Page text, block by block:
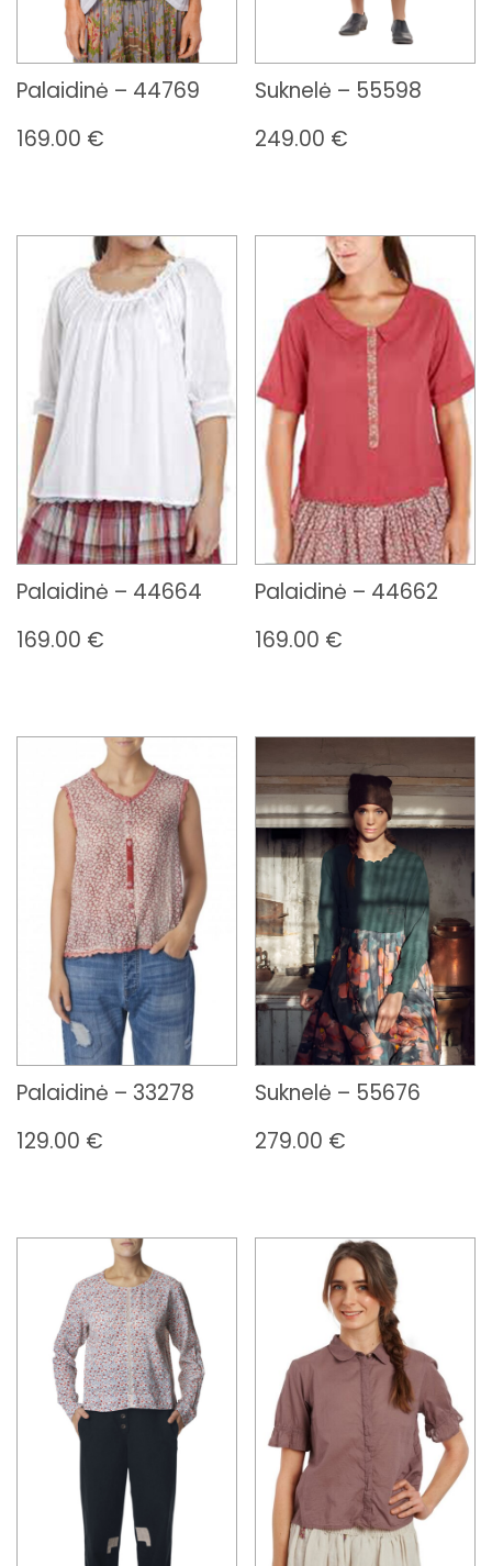
Palaidinė – 44769
169.00 €
Suknelė – 55598
249.00 €
Palaidinė – 44664
169.00 €
Palaidinė – 44662
169.00 €
Palaidinė – 33278
129.00 €
Suknelė – 55676
279.00 €